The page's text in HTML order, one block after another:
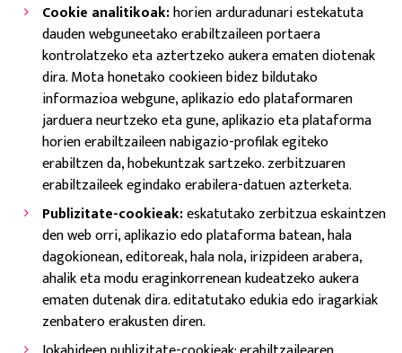
Cookie analitikoak:horien arduradunari estekatuta
dauden webguneetako erabiltzaileen portaera
kontrolatzeko eta aztertzeko aukera ematen diotenak
dira. Mota honetako cookieen bidez bildutako
informazioa webgune, aplikazio edo plataformaren
jarduera neurtzeko eta gune, aplikazio eta plataforma
horien erabiltzaileen nabigazio-profilak egiteko
erabiltzen da, hobekuntzak sartzeko. zerbitzuaren
erabiltzaileek egindako erabilera-datuen azterketa.
Publizitate-cookieak:eskatutako zerbitzua eskaintzen
den web orri, aplikazio edo plataforma batean, hala
dagokionean, editoreak, hala nola, irizpideen arabera,
ahalik eta modu eraginkorrenean kudeatzeko aukera
ematen dutenak dira. editatutako edukia edo iragarkiak
zenbatero erakusten diren.